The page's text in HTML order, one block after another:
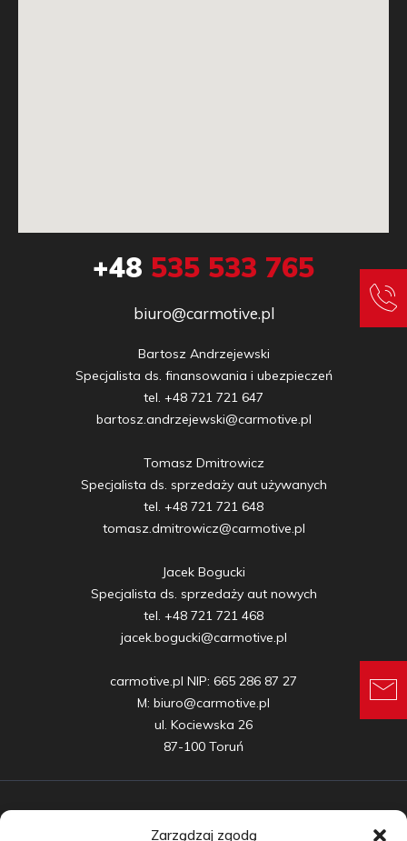
Zarządzaj zgodą
+48 535 533 765
biuro@carmotive.pl
Bartosz Andrzejewski
Specjalista ds. finansowania i ubezpieczeń
tel. +48 721 721 647
bartosz.andrzejewski@carmotive.pl
Tomasz Dmitrowicz
Specjalista ds. sprzedaży aut używanych
tel. +48 721 721 648
tomasz.dmitrowicz@carmotive.pl
Jacek Bogucki
Specjalista ds. sprzedaży aut nowych
tel. +48 721 721 468
jacek.bogucki@carmotive.pl
carmotive.pl NIP: 665 286 87 27
M: biuro@carmotive.pl
ul. Kociewska 26
87-100 Toruń